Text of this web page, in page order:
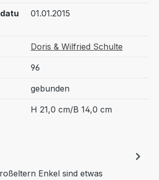
01.01.2015
Doris & Wilfried Schulte
96
gebunden
H 21,0 cm/B 14,0 cm
Enkel sind etwas